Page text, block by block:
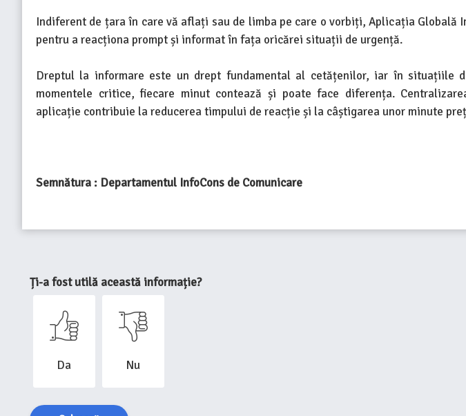
Indiferent de țara în care vă aflați sau de limba pe care o vorbiți, Aplicația Globală
pentru a reacționa prompt și informat în fața oricărei situații de urgență.
Dreptul la informare este un drept fundamental al cetățenilor, iar în situațiile
momentele critice, fiecare minut contează și poate face diferența.
aplicație contribuie la reducerea timpului de reacție și la câștigarea unor minute
Semnătura : Departamentul InfoCons de Comunicare
Ți-a fost utilă această informație?
Da Nu